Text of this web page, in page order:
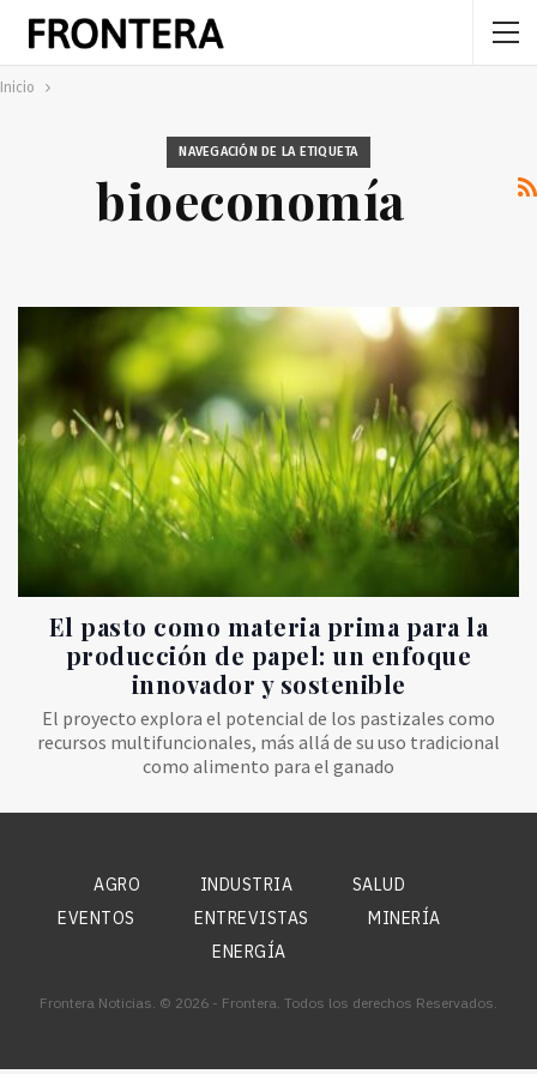
Inicio
NAVEGACIÓN DE LA ETIQUETA
bioeconomía
El pasto como materia prima para la
producción de papel: un enfoque
innovador y sostenible
El proyecto explora el potencial de los pastizales como
recursos multifuncionales, más allá de su uso tradicional
como alimento para el ganado
AGRO INDUSTRIA
SALUD
EVENTOS
ENTREVISTAS
MINERÍA
ENERGÍA
Frontera Noticias. © 2026 - Frontera. Todos los derechos Reservados.